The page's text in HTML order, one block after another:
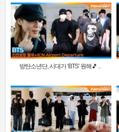
방탄소년단, 시대가 ‘BTS’ 원해🎵 ..